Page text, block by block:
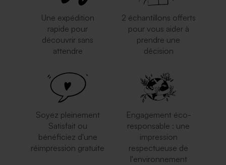
Une expédition
rapide pour
découvrir sans
attendre
2 échantillons offerts
pour vous aider à
prendre une
décision
Soyez pleinement
Satisfait ou
bénéficiez d'une
réimpression gratuite
Engagement éco-
responsable : une
impression
respectueuse de
l'environnement